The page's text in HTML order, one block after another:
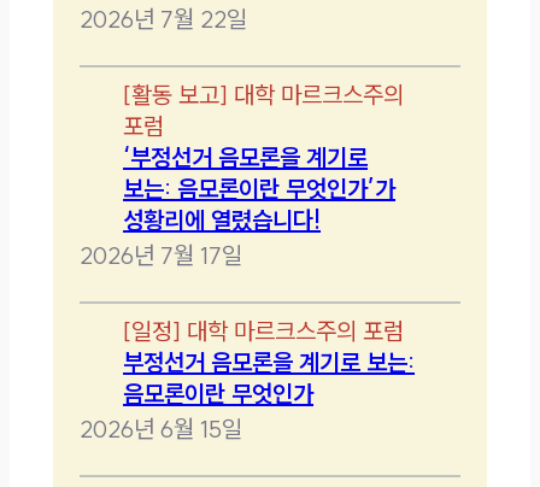
2026년 7월 22일
[활동 보고] 대학 마르크스주의
포럼
‘부정선거 음모론을 계기로
보는: 음모론이란 무엇인가’가
성황리에 열렸습니다!
2026년 7월 17일
[일정] 대학 마르크스주의 포럼
부정선거 음모론을 계기로 보는:
음모론이란 무엇인가
2026년 6월 15일